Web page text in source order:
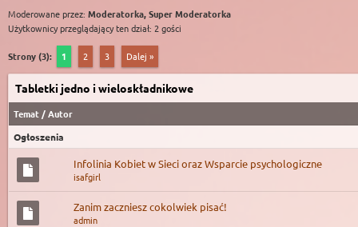
Moderowane przez: Moderatorka, Super Moderatorka
Użytkownicy przeglądający ten dział: 2 gości
Strony (3): 1 2 3 Dalej »
Tabletki jedno i wieloskładnikowe
Temat /Autor
Ogłoszenia
Infolinia Kobiet w Sieci oraz Wsparcie psychologiczne
isafgirl
Zanim zaczniesz cokolwiek pisać!
admin